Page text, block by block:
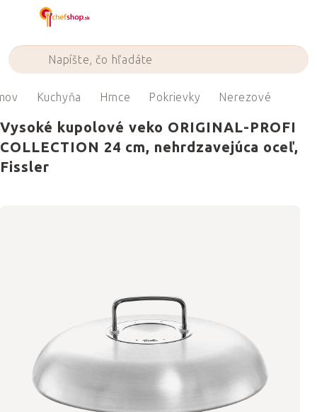
Kuchyňa Hrnce Pokrievky Nerezové
Vysoké kupolové veko ORIGINAL-PROFI
COLLECTION 24 cm, nehrdzavejúca oceľ,
Fissler